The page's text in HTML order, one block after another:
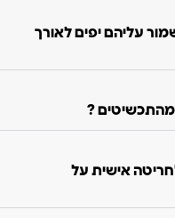
עליהם יפים לאורך
?
אישית על